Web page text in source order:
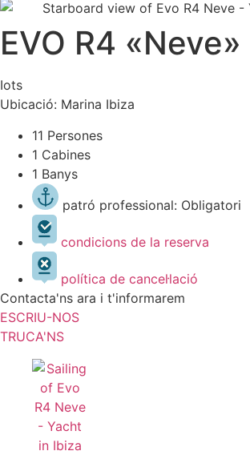
EVO R4 «Neve»
Iots
Ubicació: Marina Ibiza
11 Persones
1 Cabines
1 Banys
patró professional: Obligatori
condicions de la reserva
política de cancel·lació
Contacta'ns ara i t'informarem
ESCRIU-NOS
TRUCA'NS